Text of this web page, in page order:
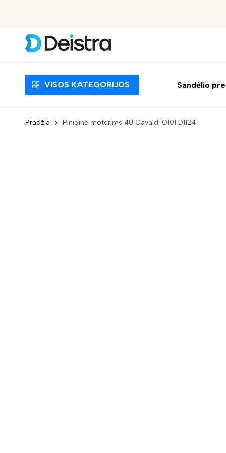
VISOS KATEGORIJOS Sandėlio
Pradžia Piniginė moterims 4U Cavaldi Q101 D1124